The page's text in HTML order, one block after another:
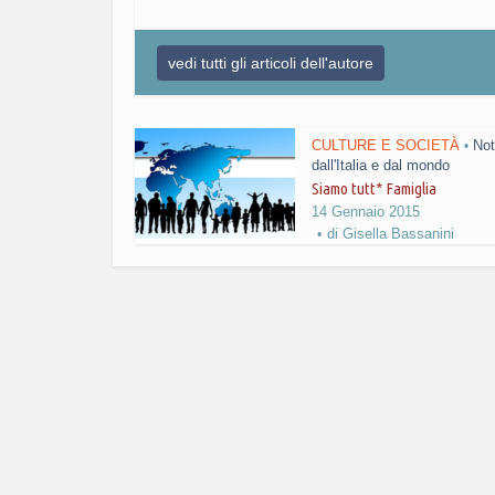
vedi tutti gli articoli dell'autore
CULTURE E SOCIETÀ •
dall'Italia e dal mondo
Siamo tutt* Famiglia
14 Gennaio 2015
di Gisella Bassanini